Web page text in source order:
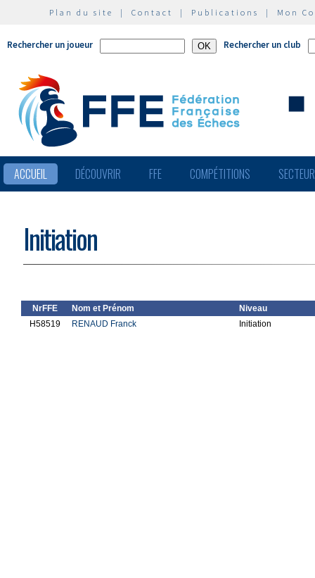
Plan du site | Contact | Publications | Mon
Rechercher un joueur Rechercher un club
ACCUEIL DÉCOUVRIR FFE COMPÉTITIONS
Initiation
NrFFE Nom et Prénom
Niveau
H58519
RENAUD Franck Initiation